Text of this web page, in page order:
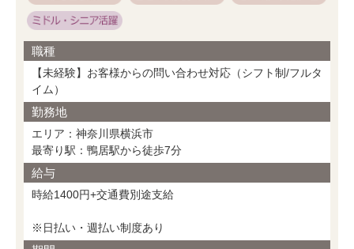
職種
【未経験】お客様からの問い合わせ対応（シフト制/フルタ
イム）
勤務地
エリア：神奈川県横浜市
最寄り駅：鴨居駅から徒歩7分
給与
時給1400円+交通費別途支給
※日払い・週払い制度あり